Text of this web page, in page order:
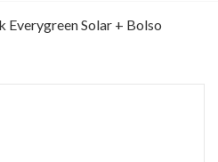
Everygreen Solar + Bolso